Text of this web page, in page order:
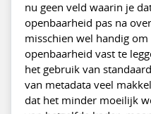
nu geen veld waarin je
openbaarheid pas na
misschien wel handig
openbaarheid vast te
het gebruik van
van metadata veel
dat het minder moeilijk